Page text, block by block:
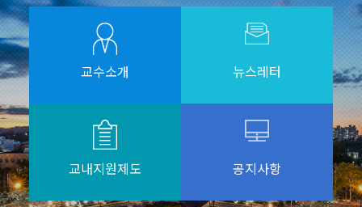
교수소개 뉴스레터
교내지원제도 공지사항